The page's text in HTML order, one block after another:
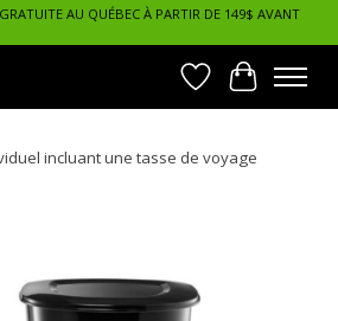
AU QUÉBEC À PARTIR DE 149$ AVANT
Liste dePanier
incluant une tasse de voyage